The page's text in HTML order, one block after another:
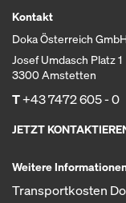
Kontakt
Doka Österreich
Josef Umdasch Platz 1
3300 Amstetten
T+43 7472 605 - 0
JETZT
Weitere
Transportkosten